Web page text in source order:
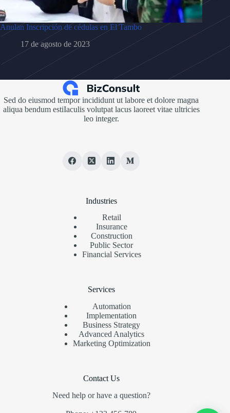
Anulan Inscripción de cédulas en El Tambo
17 de agosto de 2023
Sed do eiusmod tempor incididunt ut labore et dolore magna
aliqua bendum estiIaculis volutpat lacus laoreet vitae ultricies
leo integer.
Industries
Retail
Insurance
Construction
Public Sector
Financial Services
Services
Automation
Implementation
Business Strategy
Advanced Analytics
Marketing Optimization
Contact Us
Need help or have a question?